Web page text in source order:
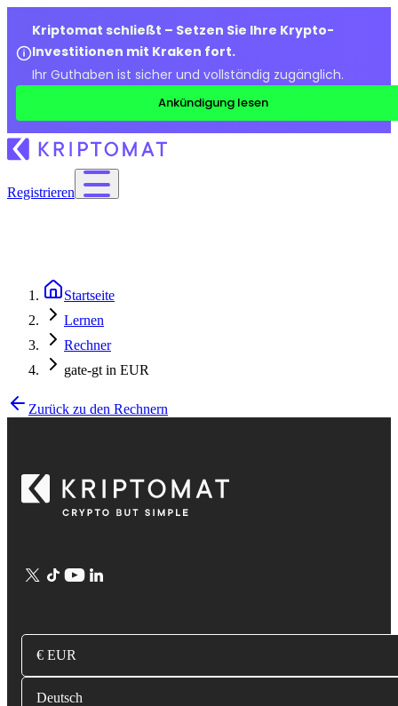
Kriptomat schließt – Setzen Sie Ihre Krypto-
Investitionen mit Kraken fort.
Ihr Guthaben ist sicher und vollständig zugänglich.
Ankündigung lesen
Registrieren
Startseite
Lernen
Rechner
gate-gt in EUR
Zurück zu den Rechnern
€ EUR
Deutsch